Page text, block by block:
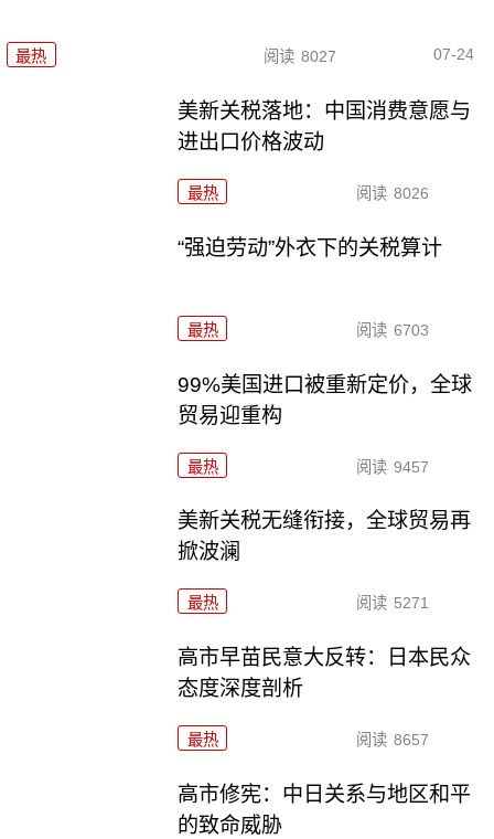
最热 阅读 8027 07-24
美新关税落地：中国消费意愿与
进出口价格波动
最热 阅读 8026
“强迫劳动”外衣下的关税算计
最热 阅读 6703
99%美国进口被重新定价，全球
贸易迎重构
最热 阅读 9457
美新关税无缝衔接，全球贸易再
掀波澜
最热 阅读 5271
高市早苗民意大反转：日本民众
态度深度剖析
最热 阅读 8657
高市修宪：中日关系与地区和平
的致命威胁